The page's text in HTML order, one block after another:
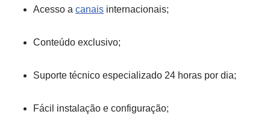
Acesso a canais internacionais;
Conteúdo exclusivo;
Suporte técnico especializado 24 horas por dia;
Fácil instalação e configuração;